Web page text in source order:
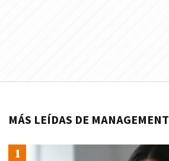
MÁS LEÍDAS DE MANAGEMENT